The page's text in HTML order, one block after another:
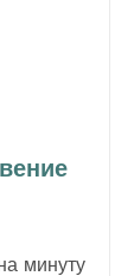
минуту